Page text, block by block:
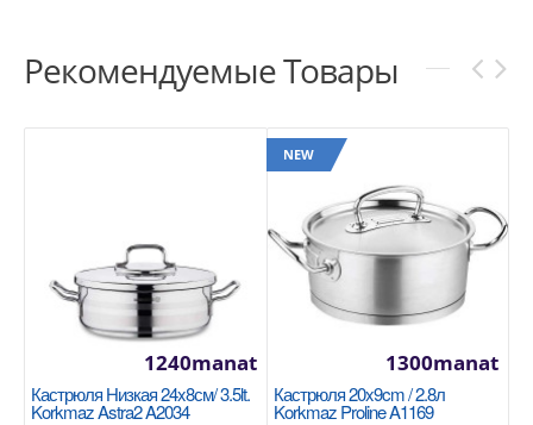
Рекомендуемые Товары
Кастрюля Низкая 24x8см/ 3.5lt.
Korkmaz Astra2 A2034
1240manat
NEW
Кастрюля 20x9cm / 2.8л
Korkmaz Proline A1169
1300manat